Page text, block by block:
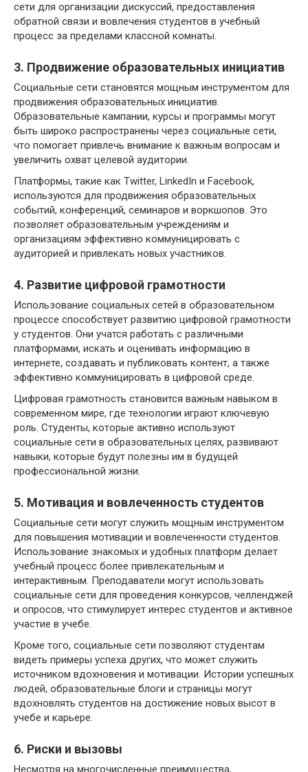
сети для организации дискуссий, предоставления
обратной связи и вовлечения студентов в учебный
процесс за пределами классной комнаты.
3. Продвижение образовательных инициатив
Социальные сети становятся мощным инструментом для
продвижения образовательных инициатив.
Образовательные кампании, курсы и программы могут
быть широко распространены через социальные сети,
что помогает привлечь внимание к важным вопросам и
увеличить охват целевой аудитории.
Платформы, такие как Twitter, LinkedIn и Facebook,
используются для продвижения образовательных
событий, конференций, семинаров и воркшопов. Это
позволяет образовательным учреждениям и
организациям эффективно коммуницировать с
аудиторией и привлекать новых участников.
4. Развитие цифровой грамотности
Использование социальных сетей в образовательном
процессе способствует развитию цифровой грамотности
у студентов. Они учатся работать с различными
платформами, искать и оценивать информацию в
интернете, создавать и публиковать контент, а также
эффективно коммуницировать в цифровой среде.
Цифровая грамотность становится важным навыком в
современном мире, где технологии играют ключевую
роль. Студенты, которые активно используют
социальные сети в образовательных целях, развивают
навыки, которые будут полезны им в будущей
профессиональной жизни.
5. Мотивация и вовлеченность студентов
Социальные сети могут служить мощным инструментом
для повышения мотивации и вовлеченности студентов.
Использование знакомых и удобных платформ делает
учебный процесс более привлекательным и
интерактивным. Преподаватели могут использовать
социальные сети для проведения конкурсов, челленджей
и опросов, что стимулирует интерес студентов и активное
участие в учебе.
Кроме того, социальные сети позволяют студентам
видеть примеры успеха других, что может служить
источником вдохновения и мотивации. Истории успешных
людей, образовательные блоги и страницы могут
вдохновлять студентов на достижение новых высот в
учебе и карьере.
6. Риски и вызовы
Несмотря на многочисленные преимущества,